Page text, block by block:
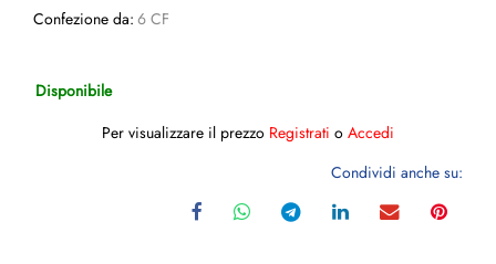
Confezione da: 6 CF
Disponibile
Per visualizzare il prezzo Registrati o Accedi
Condividi anche su: